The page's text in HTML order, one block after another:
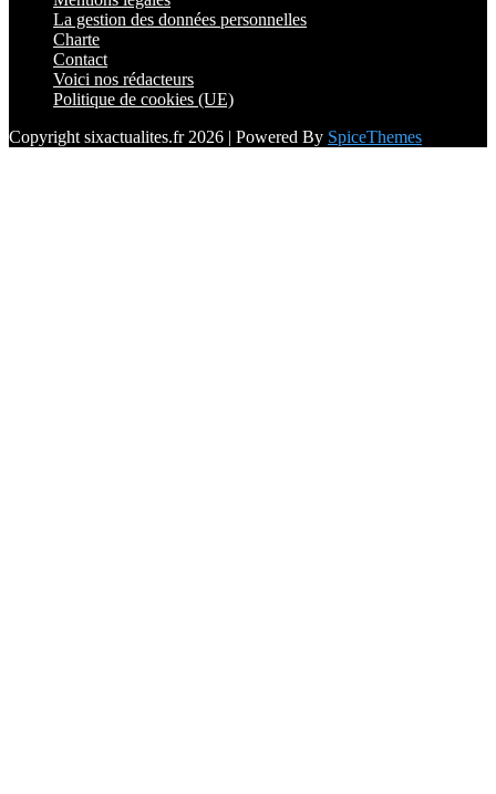
La gestion des données personnelles
Charte
Contact
Voici nos rédacteurs
Politique de cookies (UE)
Copyright sixactualites.fr 2026 | Powered By SpiceThemes